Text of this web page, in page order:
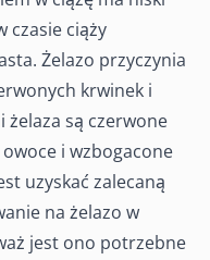
czasie ciąży
Żelazo przyczynia
krwinek i
są czerwone
i wzbogacone
uzyskać zalecaną
na żelazo w
jest ono potrzebne